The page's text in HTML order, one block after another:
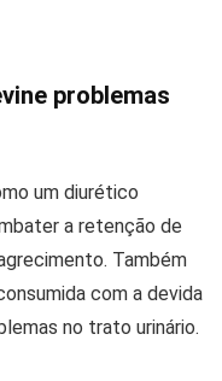
problemas
um diurético
a retenção de
Também
com a devida
no trato urinário.